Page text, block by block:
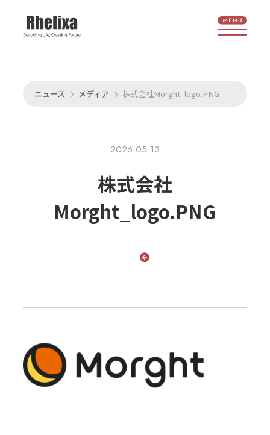
ニュース メディア 株式会社Morght_logo.PNG
2026.05.13
株式会社
Morght_logo.PNG